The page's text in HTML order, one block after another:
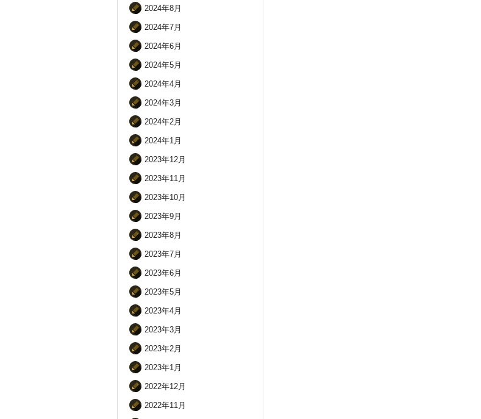
2024年8月
2024年7月
2024年6月
2024年5月
2024年4月
2024年3月
2024年2月
2024年1月
2023年12月
2023年11月
2023年10月
2023年9月
2023年8月
2023年7月
2023年6月
2023年5月
2023年4月
2023年3月
2023年2月
2023年1月
2022年12月
2022年11月